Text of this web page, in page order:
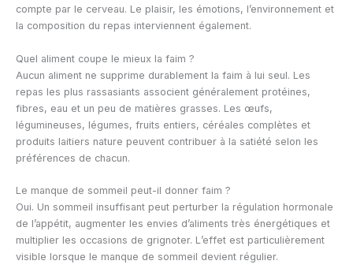
compte par le cerveau. Le plaisir, les émotions, l’environnement et
la composition du repas interviennent également.
Quel aliment coupe le mieux la faim ?
Aucun aliment ne supprime durablement la faim à lui seul. Les
repas les plus rassasiants associent généralement protéines,
fibres, eau et un peu de matières grasses. Les œufs,
légumineuses, légumes, fruits entiers, céréales complètes et
produits laitiers nature peuvent contribuer à la satiété selon les
préférences de chacun.
Le manque de sommeil peut-il donner faim ?
Oui. Un sommeil insuffisant peut perturber la régulation hormonale
de l’appétit, augmenter les envies d’aliments très énergétiques et
multiplier les occasions de grignoter. L’effet est particulièrement
visible lorsque le manque de sommeil devient régulier.